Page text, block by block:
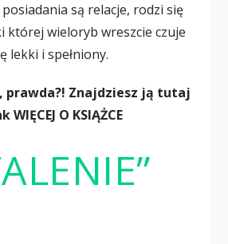
są relacje, rodzi się
której wieloryb wreszcie czuje
lekki i spełniony.
prawda?! Znajdziesz ją tutaj
WIĘCEJ O KSIĄŻCE